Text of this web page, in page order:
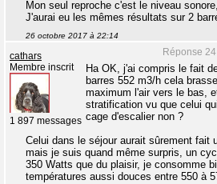
Mon seul reproche c'est le niveau
J'aurai eu les mêmes résultats sur 2
26 octobre 2017 à 22:14
Réponse
cathars
Membre inscrit
1 897 messages
Ha OK, j'ai compris le fait
barres 552 m3/h cela
maximum l'air vers le bas,
stratification vu que celui
cage d'escalier non ?
Celui dans le séjour aurait sûrement fait
mais je suis quand même surpris, un
350 Watts que du plaisir, je consomme
températures aussi douces entre 550 à